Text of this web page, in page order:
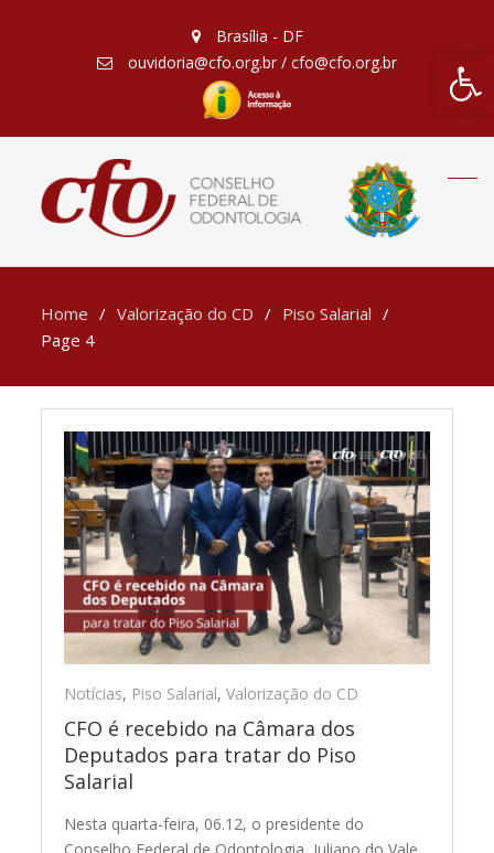
Barra
Brasília - DF
ouvidoria@cfo.org.br / cfo@cfo.org.br
Home Valorização do CD
Piso Salarial
Page 4
Notícias, Piso Salarial,Valorização do CD
CFO é recebido na Câmara dos
Deputados para tratar do Piso
Salarial
Nesta quarta-feira, 06.12, o presidente do
Conselho Federal de Odontologia, Juliano do Vale,